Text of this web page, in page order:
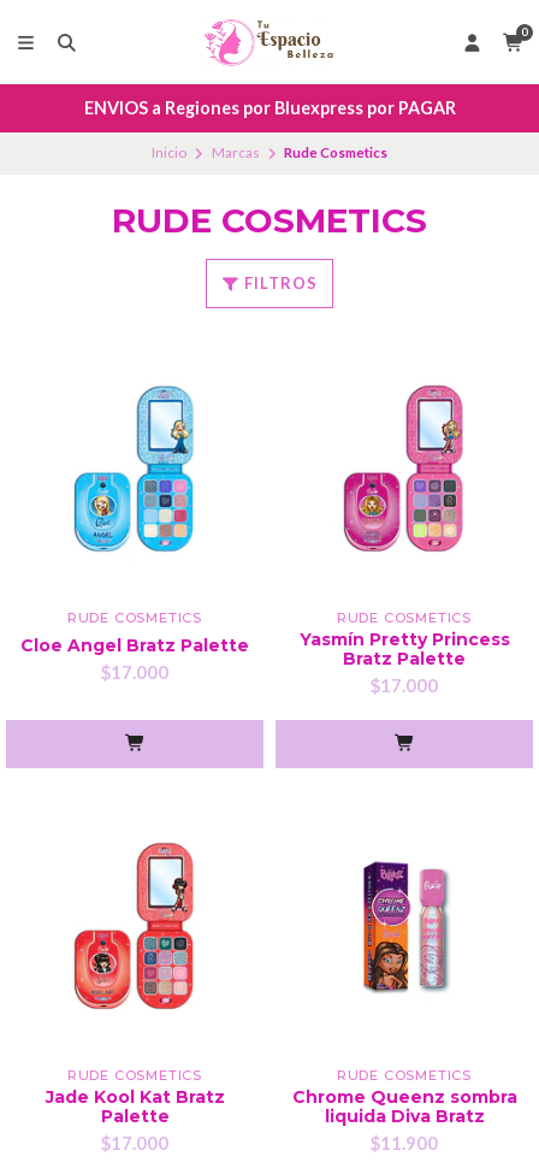
0
ENVIOS a Regiones por Bluexpress por PAGAR
Inicio Marcas Rude Cosmetics
RUDE COSMETICS
FILTROS
RUDE COSMETICS
Cloe Angel Bratz Palette
$17.000
RUDE COSMETICS
Yasmín Pretty Princess
Bratz Palette
$17.000
RUDE COSMETICS
Jade Kool Kat Bratz
Palette
$17.000
RUDE COSMETICS
Chrome Queenz sombra
liquida Diva Bratz
$11.900